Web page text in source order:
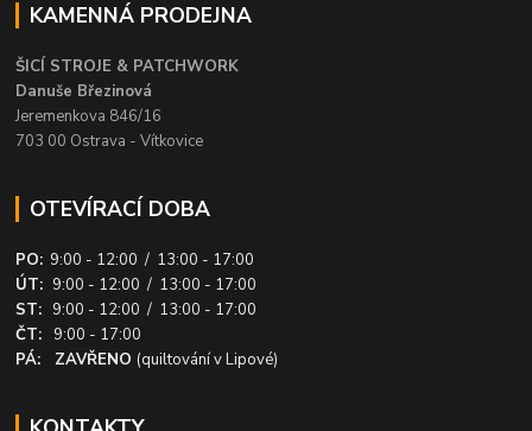
KAMENNÁ PRODEJNA
ŠICÍ STROJE & PATCHWORK
Danuše Březinová
Jeremenkova 846/16
703 00 Ostrava - Vítkovice
OTEVÍRACÍ DOBA
PO: 9:00 - 12:00 / 13:00 - 17:00
ÚT: 9:00 - 12:00 / 13:00 - 17:00
ST: 9:00 - 12:00 / 13:00 - 17:00
ČT:
9:00 - 17:00
PÁ: ZAVŘENO (quiltování v Lipové)